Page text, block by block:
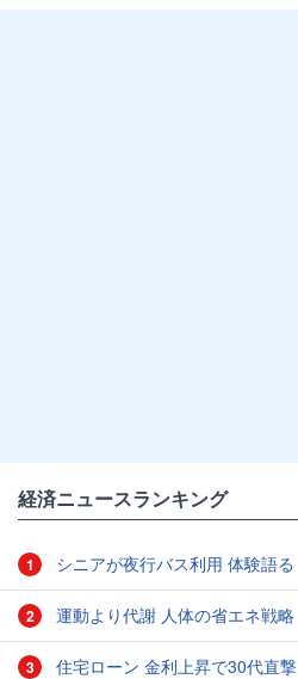
経済ニュースランキング
1 シニアが夜行バス利用 体験語る
2 運動より代謝 人体の省エネ戦略
3 住宅ローン 金利上昇で30代直撃